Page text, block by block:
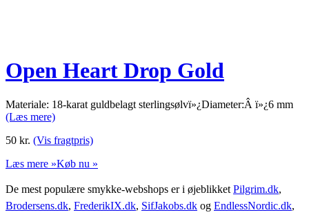
Open Heart Drop Gold
Materiale: 18-karat guldbelagt sterlingsølvï»¿Diameter:Â ï»¿6 mm
(Læs mere)
50 kr. (Vis fragtpris)
Læs mere »Køb nu »
De mest populære smykke-webshops er i øjeblikket Pilgrim.dk,
Brodersens.dk, FrederikIX.dk, SifJakobs.dk og EndlessNordic.dk,